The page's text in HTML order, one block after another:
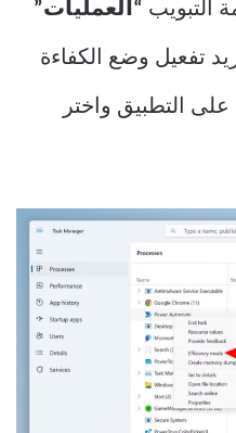
التبويب “العمليات”
تفعيل وضع الكفاءة
على التطبيق واختر